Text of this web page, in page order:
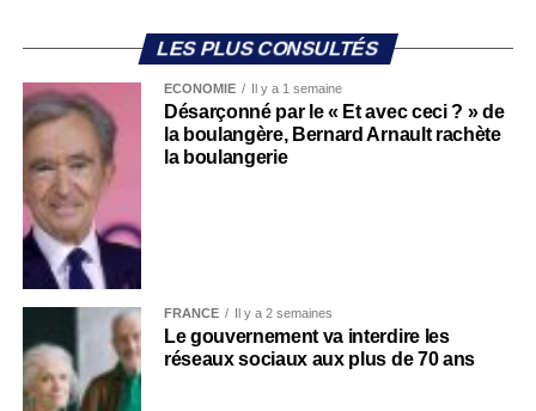
LES PLUS CONSULTÉS
ECONOMIE Il y a 1 semaine
Désarçonné par le « Et avec ceci ? » de
la boulangère, Bernard Arnault rachète
la boulangerie
FRANCE Il y a 2 semaines
Le gouvernement va interdire les
réseaux sociaux aux plus de 70 ans